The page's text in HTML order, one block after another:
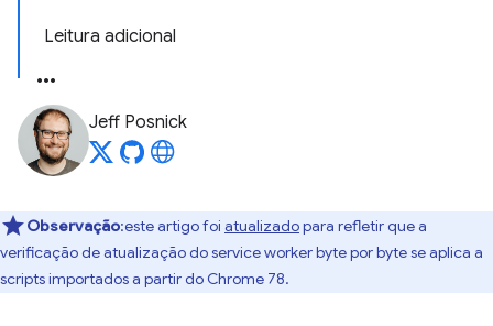
Leitura adicional
Jeff Posnick
Observação:este artigo foi atualizadopara refletir que a
verificação de atualização do service worker byte por byte se aplica a
scripts importados a partir do Chrome 78.